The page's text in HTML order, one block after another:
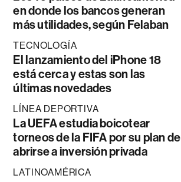
en donde los bancos generan
más utilidades, según Felaban
TECNOLOGÍA
El lanzamiento del iPhone 18
está cerca y estas son las
últimas novedades
LÍNEA DEPORTIVA
La UEFA estudia boicotear
torneos de la FIFA por su plan de
abrirse a inversión privada
LATINOAMÉRICA